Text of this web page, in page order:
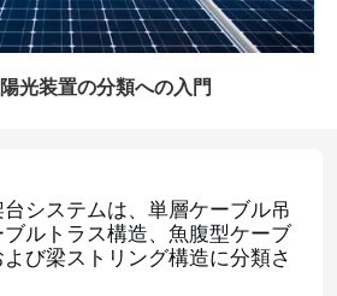
光装置の分類への入門
システムは、単層ケーブル吊
ルトラス構造、魚腹型ケーブ
び梁ストリング構造に分類さ